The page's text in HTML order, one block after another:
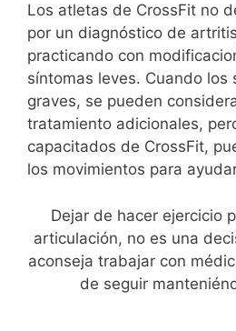
Los atletas de CrossFit no
por un diagnóstico de
practicando con
síntomas leves. Cuando los
graves, se pueden
tratamiento adicionales,
capacitados de CrossFit,
los movimientos para
Dejar de hacer ejercicio
articulación, no es una
aconseja trabajar con
de seguir